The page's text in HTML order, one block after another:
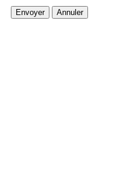
Envoyer Annuler